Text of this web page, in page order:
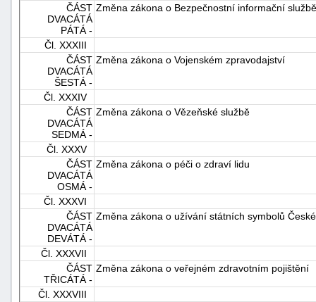
ČÁST
DVACÁTÁ
PÁTÁ -
Změna zákona o Bezpečnostní informační službě
Čl. XXXIII
ČÁST
DVACÁTÁ
ŠESTÁ -
Změna zákona o Vojenském zpravodajství
Čl. XXXIV
ČÁST
DVACÁTÁ
SEDMÁ -
Změna zákona o Vězeňské službě
Čl. XXXV
ČÁST
DVACÁTÁ
OSMÁ -
Změna zákona o péči o zdraví lidu
Čl. XXXVI
ČÁST
DVACÁTÁ
DEVÁTÁ -
Změna zákona o užívání státních symbolů
Čl. XXXVII
ČÁST
TŘICÁTÁ -
Změna zákona o veřejném zdravotním pojištění
Čl. XXXVIII